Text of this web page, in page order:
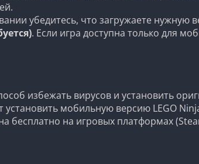
убедитесь, что загружаете нужную
. Если игра доступна только для
избежать вирусов и установить
установить мобильную версию LEGO
бесплатно на игровых платформах